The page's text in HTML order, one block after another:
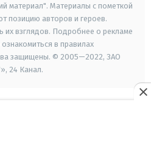
материал". Материалы с пометкой
позицию авторов и героев.
их взглядов. Подробнее о рекламе
в правилах
защищены. © 2005—2022, ЗАО
24 Канал.